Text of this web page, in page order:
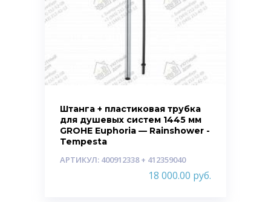
Штанга + пластиковая трубка
для душевых систем 1445 мм
GROHE Euphoria — Rainshower -
Tempesta
АРТИКУЛ: 400912338 + 412359040
18 000.00 руб.